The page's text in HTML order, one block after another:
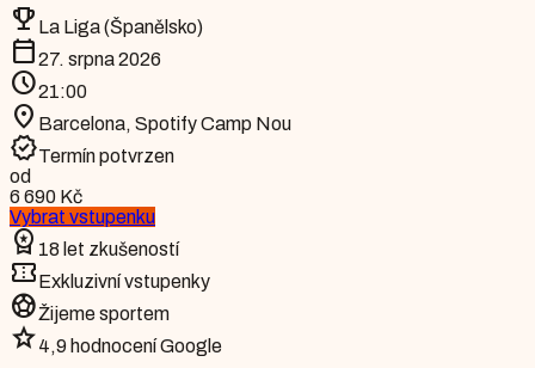
emoji_events La Liga (Španělsko)
calendar_today27. srpna 2026
schedule21:00
location_on Barcelona, Spotify Camp Nou
verifiedTermín potvrzen
od
6 690 Kč
Vybrat vstupenku
workspace_premium 18 let zkušeností
confirmation_numberExkluzivní vstupenky
sports_soccerŽijeme sportem
star4,9 hodnocení Google